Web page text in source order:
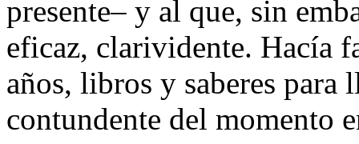
presente– y al que, sin
eficaz, clarividente. Hacía
años, libros y saberes
contundente del momento